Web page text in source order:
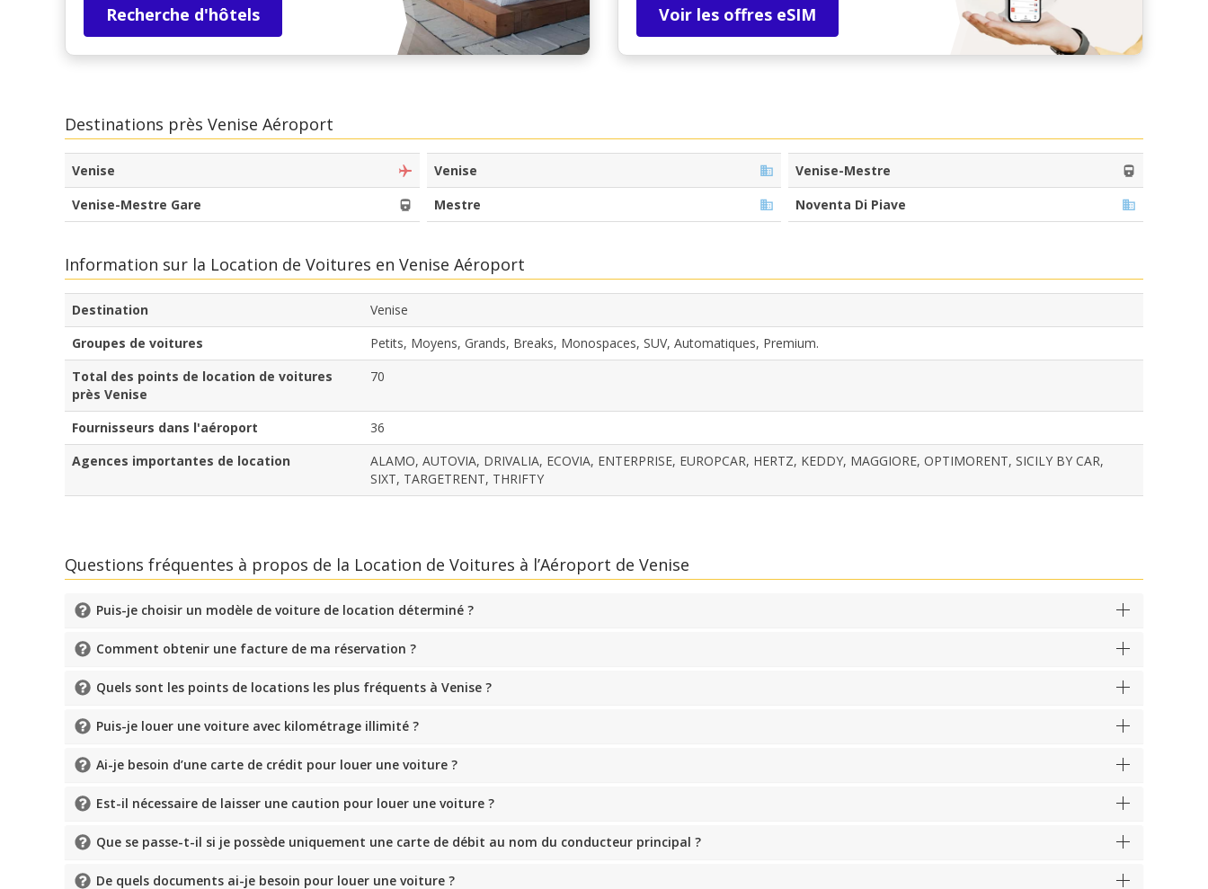
Recherche d'hôtels Voir les offres eSIM
Destinations près Venise Aéroport
Venise Venise
Venise-Mestre
Venise-Mestre Gare
Mestre Noventa Di Piave
Information sur la Location de Voitures en Venise Aéroport
Destination
Venise
Groupes de voitures
Petits, Moyens, Grands, Breaks, Monospaces, SUV, Automatiques, Premium.
Total des points de location de voitures
près Venise
70
Fournisseurs dans l'aéroport
36
Agences importantes de location
ALAMO, AUTOVIA, DRIVALIA, ECOVIA, ENTERPRISE, EUROPCAR, HERTZ, KEDDY, MAGGIORE, OPTIMORENT, SICILY BY CAR,
SIXT, TARGETRENT, THRIFTY
Questions fréquentes à propos de la Location de Voitures à l’Aéroport de Venise
Puis-je choisir un modèle de voiture de location déterminé ?
Comment obtenir une facture de ma réservation ?
Quels sont les points de locations les plus fréquents à Venise ?
Puis-je louer une voiture avec kilométrage illimité ?
Ai-je besoin d’une carte de crédit pour louer une voiture ?
Est-il nécessaire de laisser une caution pour louer une voiture ?
Que se passe-t-il si je possède uniquement une carte de débit au nom du conducteur principal ?
De quels documents ai-je besoin pour louer une voiture ?